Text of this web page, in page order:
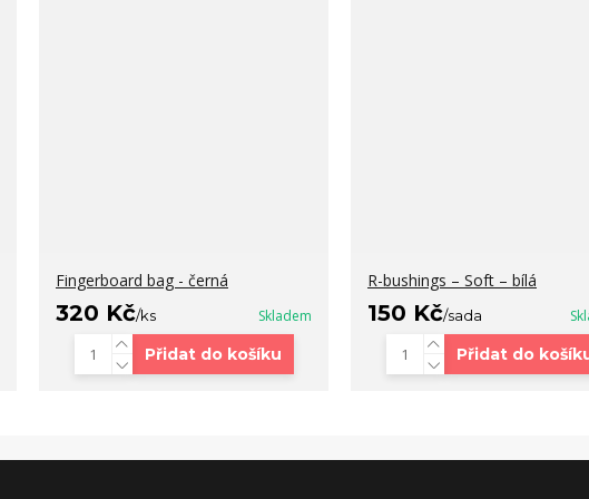
Fingerboard bag - černá
320 Kč/ks Skladem
Přidat do košíku
R-bushings – Soft – bílá
150 Kč/sada
Přidat do